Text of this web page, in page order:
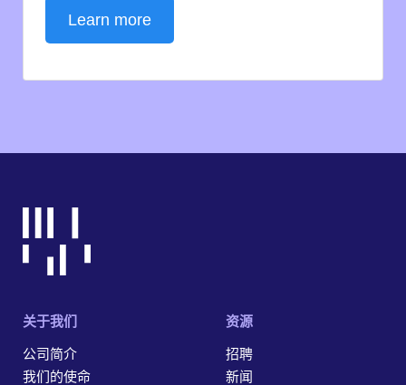
Learn more
关于我们
公司简介
我们的使命
资源
招聘
新闻